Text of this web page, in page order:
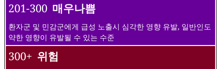
201-300 매우나쁨
환자군 및 민감군에게 급성 노출시 심각한 영향 유발, 일반인도
약한 영향이 유발될 수 있는 수준
300+ 위험